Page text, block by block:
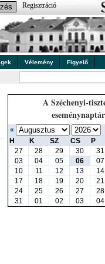
Regisztráció
Vélemény Figyelő
A Széchenyi-
«
H
K SZ CS P
27
28 29 30 31
03
04 05 06 07
10
11 12 13 14
17
18 19 20 21
24
25 26 27 28
31
01 02 03 04